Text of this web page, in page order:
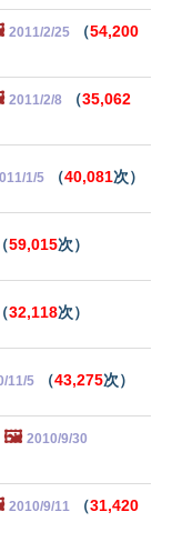
2011/2/25 （54,200
2011/2/8 （35,062
1/5 （40,081次）
（59,015次）
（32,118次）
11/5 （43,275次）
🖼️ 2010/9/30
2010/9/11 （31,420